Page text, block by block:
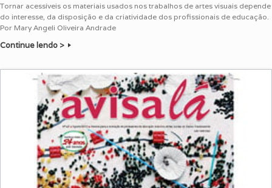
Tornar acessíveis os materiais usados nos trabalhos de artes visuais depende
do interesse, da disposição e da criatividade dos profissionais de educação.
Por Mary Angeli Oliveira Andrade
Continue lendo >